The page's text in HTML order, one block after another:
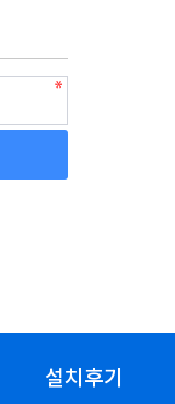
설치후기